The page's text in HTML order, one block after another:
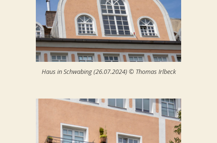
Haus in Schwabing (26.07.2024) © Thomas Irlbeck